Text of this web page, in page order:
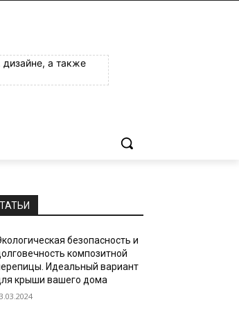
дизайне, а также
безопасность и
композитной
Идеальный вариант
крыши вашего дома